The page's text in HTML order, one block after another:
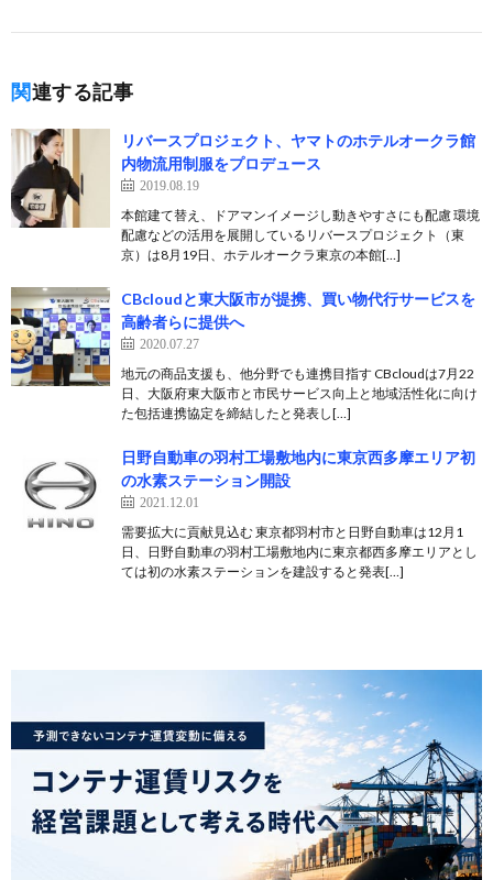
関連する記事
リバースプロジェクト、ヤマトのホテルオークラ館
内物流用制服をプロデュース
2019.08.19
本館建て替え、ドアマンイメージし動きやすさにも配慮 環境
配慮などの活用を展開しているリバースプロジェクト（東
京）は8月19日、ホテルオークラ東京の本館[…]
CBcloudと東大阪市が提携、買い物代行サービスを
高齢者らに提供へ
2020.07.27
地元の商品支援も、他分野でも連携目指す CBcloudは7月22
日、大阪府東大阪市と市民サービス向上と地域活性化に向け
た包括連携協定を締結したと発表し[…]
日野自動車の羽村工場敷地内に東京西多摩エリア初
の水素ステーション開設
2021.12.01
需要拡大に貢献見込む 東京都羽村市と日野自動車は12月1
日、日野自動車の羽村工場敷地内に東京都西多摩エリアとし
ては初の水素ステーションを建設すると発表[…]